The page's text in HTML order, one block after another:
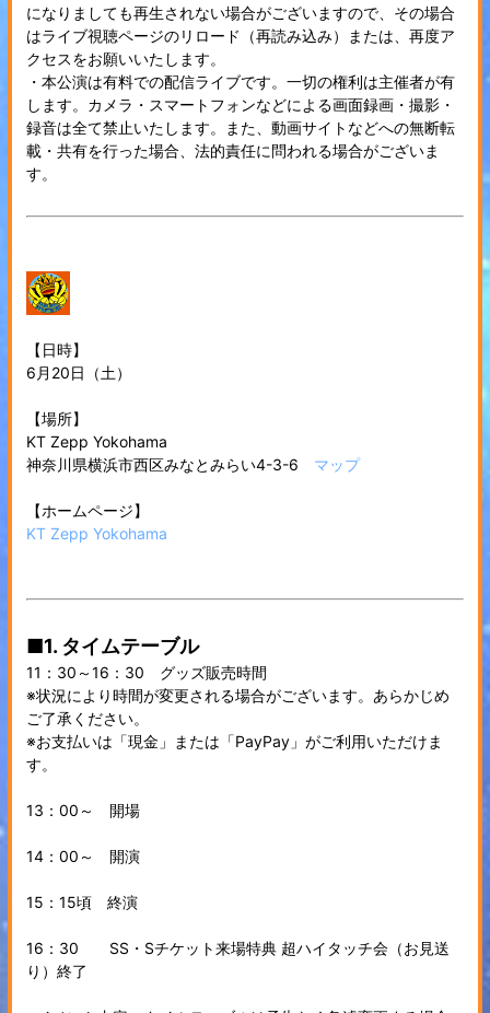
になりましても再生されない場合がございますので、その場合
はライブ視聴ページのリロード（再読み込み）または、再度ア
クセスをお願いいたします。
・本公演は有料での配信ライブです。一切の権利は主催者が有
します。カメラ・スマートフォンなどによる画面録画・撮影・
録音は全て禁止いたします。また、動画サイトなどへの無断転
載・共有を行った場合、法的責任に問われる場合がございま
す。
【日時】
6月20日（土）
【場所】
KT Zepp Yokohama
神奈川県横浜市西区みなとみらい4-3-6 マップ
【ホームページ】
KT Zepp Yokohama
■1. タイムテーブル
11：30～16：30 グッズ販売時間
※状況により時間が変更される場合がございます。あらかじめ
ご了承ください。
※お支払いは「現金」または「PayPay」がご利用いただけま
す。
13：00～ 開場
14：00～ 開演
15：15頃 終演
16：30 SS・Sチケット来場特典 超ハイタッチ会（お見送
り）終了